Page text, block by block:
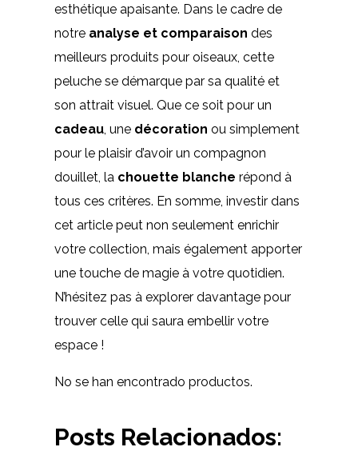
esthétique apaisante. Dans le cadre de
notre analyse et comparaison des
meilleurs produits pour oiseaux, cette
peluche se démarque par sa qualité et
son attrait visuel. Que ce soit pour un
cadeau, une décoration ou simplement
pour le plaisir d’avoir un compagnon
douillet, la chouette blanche répond à
tous ces critères. En somme, investir dans
cet article peut non seulement enrichir
votre collection, mais également apporter
une touche de magie à votre quotidien.
N’hésitez pas à explorer davantage pour
trouver celle qui saura embellir votre
espace !
No se han encontrado productos.
Posts Relacionados: